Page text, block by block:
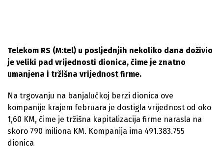
Telekom RS (M:tel) u posljednjih nekoliko dana doživio
je veliki pad vrijednosti dionica, čime je znatno
umanjena i tržišna vrijednost firme.
Na trgovanju na banjalučkoj berzi dionica ove
kompanije krajem februara je dostigla vrijednost od oko
1,60 KM, čime je tržišna kapitalizacija firme narasla na
skoro 790 miliona KM. Kompanija ima 491.383.755
dionica